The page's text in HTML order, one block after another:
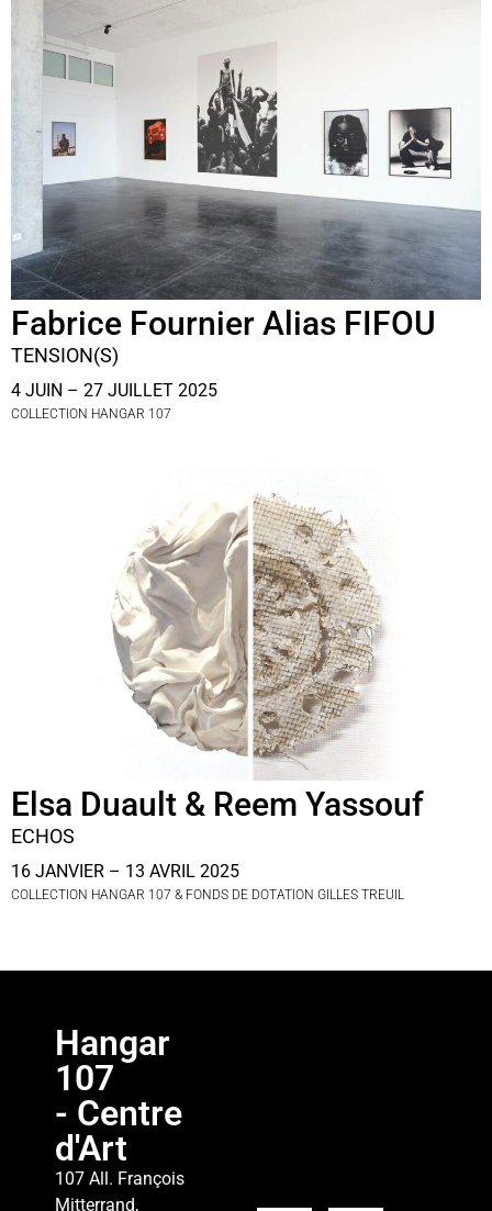
Fabrice Fournier Alias FIFOU
TENSION(S)
4 JUIN – 27 JUILLET 2025
COLLECTION HANGAR 107
Elsa Duault & Reem Yassouf
ECHOS
16 JANVIER – 13 AVRIL 2025
COLLECTION HANGAR 107 & FONDS DE DOTATION GILLES TREUIL
Hangar
107
- Centre
d'Art
107 All. François
Mitterrand,